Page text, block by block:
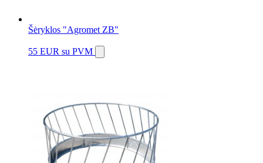
Šėryklos "Agromet ZB"
55 EUR su PVM